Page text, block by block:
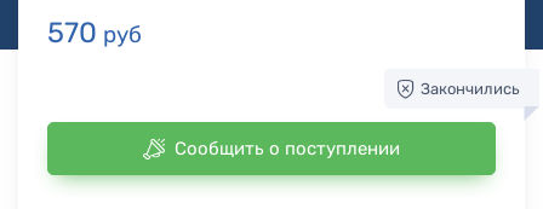
570 руб
Закончились
Сообщить о поступлении